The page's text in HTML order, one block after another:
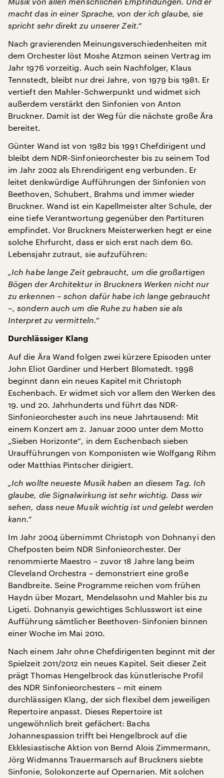
macht das in einer Sprache, von der ich glaube, sie
spricht sehr direkt zu unserer Zeit.“
Nach gravierenden Meinungsverschiedenheiten mit
dem Orchester löst Moshe Atzmon seinen Vertrag im
Jahr 1976 vorzeitig. Auch sein Nachfolger, Klaus
Tennstedt, bleibt nur drei Jahre, von 1979 bis 1981. Er
vertieft den Mahler-Schwerpunkt und widmet sich
außerdem verstärkt den Sinfonien von Anton
Bruckner. Damit ist der Weg für die nächste große Ära
bereitet.
Günter Wand ist von 1982 bis 1991 Chefdirigent und
bleibt dem NDR-Sinfonieorchester bis zu seinem Tod
im Jahr 2002 als Ehrendirigent eng verbunden. Er
leitet denkwürdige Aufführungen der Sinfonien von
Beethoven, Schubert, Brahms und immer wieder
Bruckner. Wand ist ein Kapellmeister alter Schule, der
eine tiefe Verantwortung gegenüber den Partituren
empfindet. Vor Bruckners Meisterwerken hegt er eine
solche Ehrfurcht, dass er sich erst nach dem 60.
Lebensjahr zutraut, sie aufzuführen:
„Ich habe lange Zeit gebraucht, um die großartigen
Bögen der Architektur in Bruckners Werken nicht nur
zu erkennen – schon dafür habe ich lange gebraucht
–, sondern auch um die Ruhe zu haben sie als
Interpret zu vermitteln.“
Durchlässiger Klang
Auf die Ära Wand folgen zwei kürzere Episoden unter
John Eliot Gardiner und Herbert Blomstedt. 1998
beginnt dann ein neues Kapitel mit Christoph
Eschenbach. Er widmet sich vor allem den Werken des
19. und 20. Jahrhunderts und führt das NDR-
Sinfonieorchester auch ins neue Jahrtausend: Mit
einem Konzert am 2. Januar 2000 unter dem Motto
„Sieben Horizonte“, in dem Eschenbach sieben
Uraufführungen von Komponisten wie Wolfgang Rihm
oder Matthias Pintscher dirigiert.
„Ich wollte neueste Musik haben an diesem Tag. Ich
glaube, die Signalwirkung ist sehr wichtig. Dass wir
sehen, dass neue Musik wichtig ist und gelebt werden
kann.“
Im Jahr 2004 übernimmt Christoph von Dohnanyi den
Chefposten beim NDR Sinfonieorchester. Der
renommierte Maestro – zuvor 18 Jahre lang beim
Cleveland Orchestra – demonstriert eine große
Bandbreite. Seine Programme reichen vom frühen
Haydn über Mozart, Mendelssohn und Mahler bis zu
Ligeti. Dohnanyis gewichtiges Schlusswort ist eine
Aufführung sämtlicher Beethoven-Sinfonien binnen
einer Woche im Mai 2010.
Nach einem Jahr ohne Chefdirigenten beginnt mit der
Spielzeit 2011/2012 ein neues Kapitel. Seit dieser Zeit
prägt Thomas Hengelbrock das künstlerische Profil
des NDR Sinfonieorchesters – mit einem
durchlässigen Klang, der sich flexibel dem jeweiligen
Repertoire anpasst. Dieses Repertoire ist
ungewöhnlich breit gefächert: Bachs
Johannespassion trifft bei Hengelbrock auf die
Ekklesiastische Aktion von Bernd Alois Zimmermann,
Jörg Widmanns Trauermarsch auf Bruckners siebte
Sinfonie, Solokonzerte auf Opernarien. Mit solchen